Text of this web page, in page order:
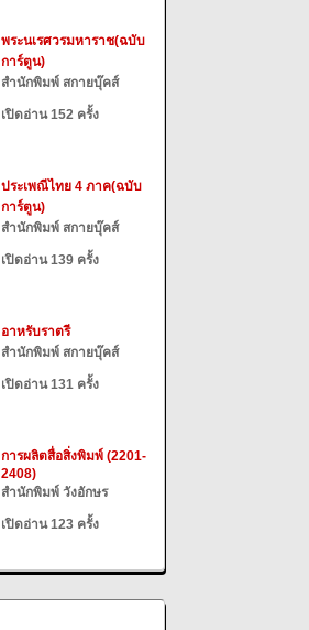
พระนเรศวรมหาราช(ฉบับ
การ์ตูน)
สำนักพิมพ์ สกายบุ๊คส์
เปิดอ่าน 152 ครั้ง
ประเพณีไทย 4 ภาค(ฉบับ
การ์ตูน)
สำนักพิมพ์ สกายบุ๊คส์
เปิดอ่าน 139 ครั้ง
อาหรับราตรี
สำนักพิมพ์ สกายบุ๊คส์
เปิดอ่าน 131 ครั้ง
การผลิตสื่อสิ่งพิมพ์ (2201-
2408)
สำนักพิมพ์ วังอักษร
เปิดอ่าน 123 ครั้ง